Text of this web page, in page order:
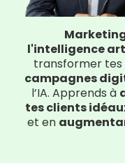
l'intelligence
transformer tes
campagnes
l’IA. Apprends à
tes clients
et en